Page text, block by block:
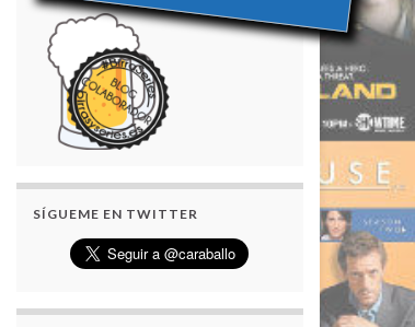
SÍGUEME EN TWITTER